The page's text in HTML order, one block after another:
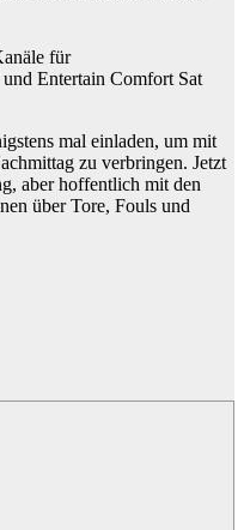
für
Entertain Comfort Sat
mal einladen, um mit
zu verbringen. Jetzt
aber hoffentlich mit den
über Tore, Fouls und